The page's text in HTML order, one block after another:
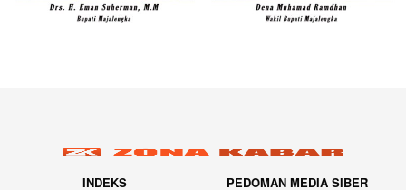
INDEKS
PEDOMAN MEDIA SIBER